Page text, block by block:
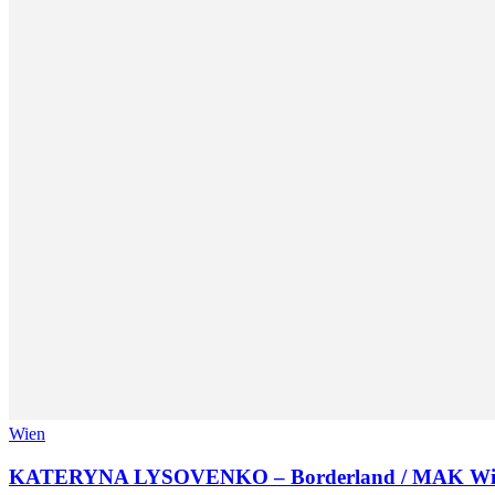
Wien
KATERYNA LYSOVENKO – Borderland / MAK